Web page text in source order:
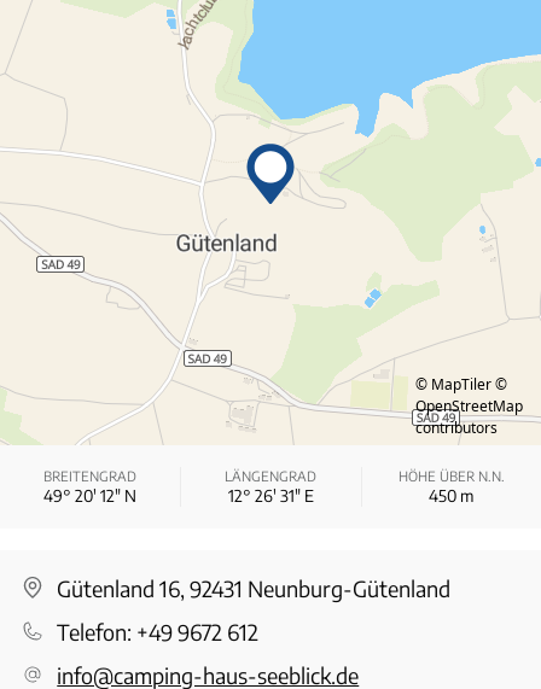
© MapTiler ©
OpenStreetMap
contributors
BREITENGRAD
49° 20′ 12″ N
LÄNGENGRAD
12° 26′ 31″ E
HÖHE ÜBER N.N.
450 m
Gütenland 16, 92431 Neunburg-Gütenland
Telefon: +49 9672 612
info@camping-haus-seeblick.de